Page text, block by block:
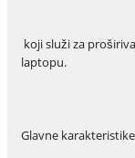
koji služi za
laptopu.
Glavne